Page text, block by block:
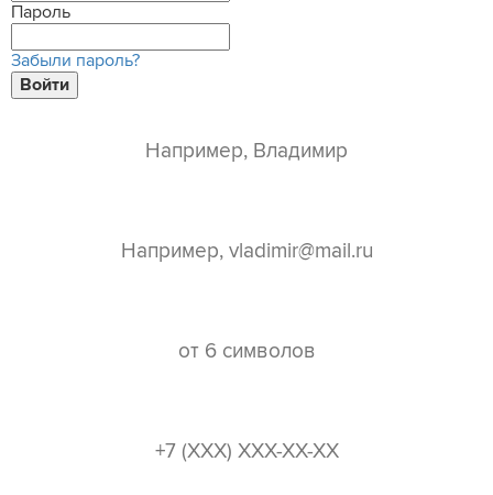
Пароль
Забыли пароль?
Войти